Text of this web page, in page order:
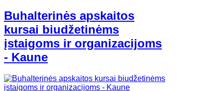
Buhalterinės apskaitos
kursai biudžetinėms
įstaigoms ir organizacijoms
- Kaune